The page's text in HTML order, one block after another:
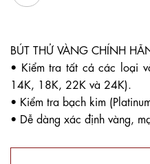
BÚT THỬ VÀNG CHÍNH
• Kiểm tra tất cả các loại
14K, 18K, 22K và 24K).
• Kiểm tra bạch kim
• Dễ dàng xác định vàng,